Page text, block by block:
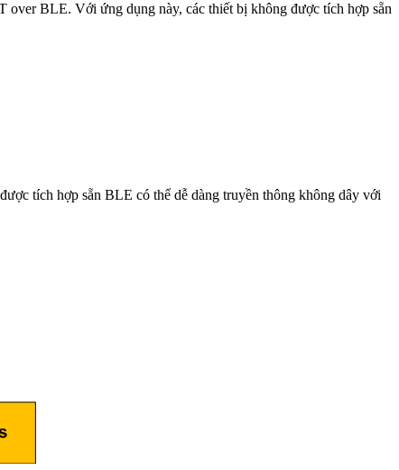
BLE. Với ứng dụng này, các thiết bị không được tích hợp sẵn
tích hợp sẵn BLE có thể dễ dàng truyền thông không dây với